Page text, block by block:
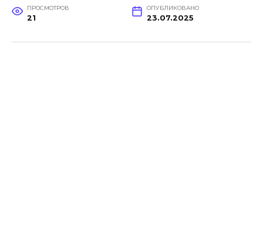
ПРОСМОТРОВ
21
ОПУБЛИКОВАНО
23.07.2025